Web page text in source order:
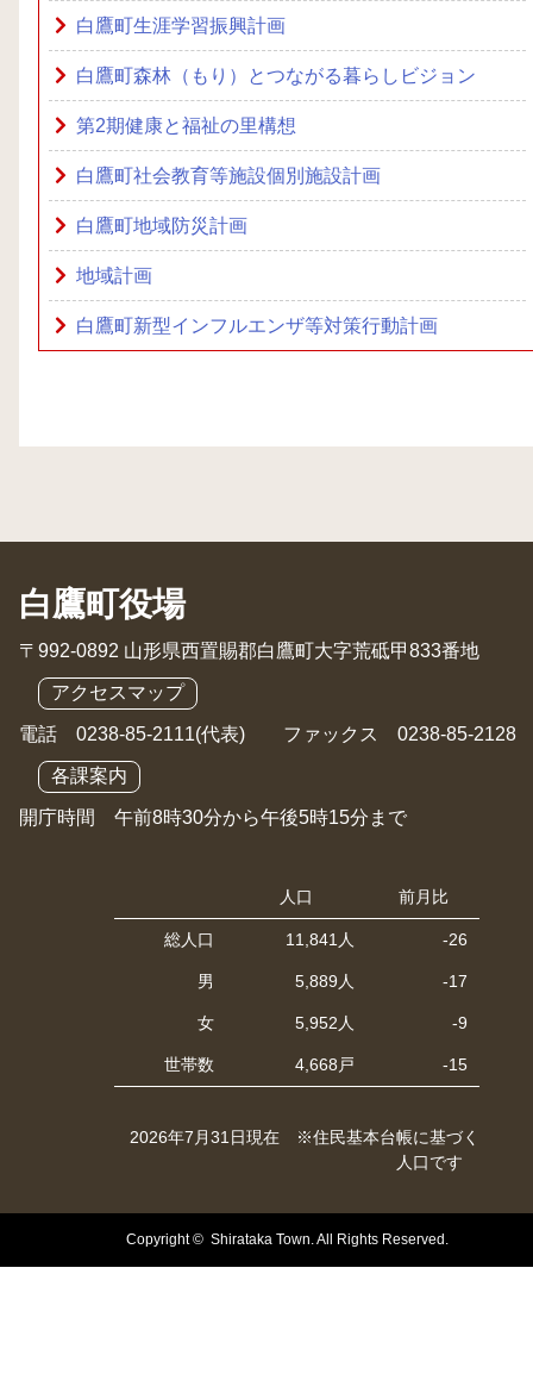
白鷹町生涯学習振興計画
白鷹町森林（もり）とつながる暮らしビジョン
第2期健康と福祉の里構想
白鷹町社会教育等施設個別施設計画
白鷹町地域防災計画
地域計画
白鷹町新型インフルエンザ等対策行動計画
白鷹町役場
〒992-0892 山形県西置賜郡白鷹町大字荒砥甲833番地
アクセスマップ
電話 0238-85-2111(代表) ファックス 0238-85-2128
各課案内
開庁時間 午前8時30分から午後5時15分まで
人口 前月比
総人口 11,841人 -26
男 5,889人 -17
女 5,952人 -9
世帯数 4,668戸 -15
2026年7月31日現在 ※住民基本台帳に基づく
人口です
Copyright © Shirataka Town. All Rights Reserved.